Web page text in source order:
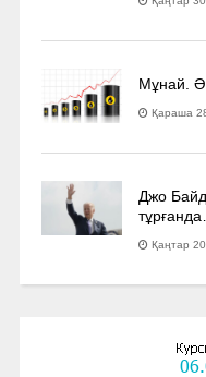
Мұнай.
Қараша
Джо
Қаңтар